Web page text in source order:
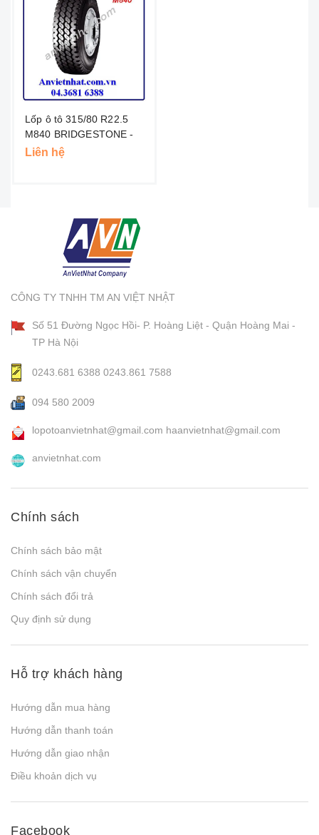
Lốp ô tô 315/80 R22.5
M840 BRIDGESTONE -
THÁI
Liên hệ
CÔNG TY TNHH TM AN VIỆT NHẬT
Số 51 Đường Ngọc Hồi- P. Hoàng Liệt - Quận Hoàng Mai -
TP Hà Nội
0243.681 6388 0243.861 7588
094 580 2009
lopotoanvietnhat@gmail.com haanvietnhat@gmail.com
anvietnhat.com
Chính sách
Chính sách bảo mật
Chính sách vận chuyển
Chính sách đổi trả
Quy định sử dụng
Hỗ trợ khách hàng
Hướng dẫn mua hàng
Hướng dẫn thanh toán
Hướng dẫn giao nhận
Điều khoản dịch vụ
Facebook